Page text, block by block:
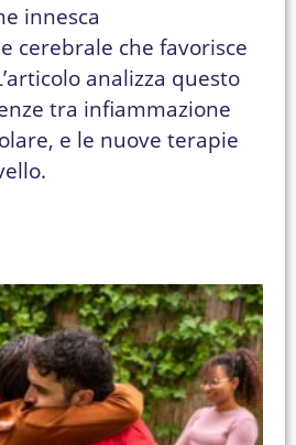
innesca
cerebrale che favorisce
analizza questo
tra infiammazione
e le nuove terapie